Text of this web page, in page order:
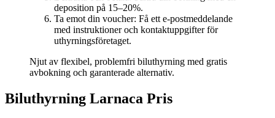
deposition på 15–20%.
Ta emot din voucher: Få ett e-postmeddelande
med instruktioner och kontaktuppgifter för
uthyrningsföretaget.
Njut av flexibel, problemfri biluthyrning med gratis
avbokning och garanterade alternativ.
Biluthyrning Larnaca Pris